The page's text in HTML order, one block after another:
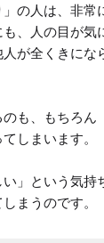
」の人は、非
、人の目が気
が全くきにな
のも、もちろ
しまいます。
い」という気
まうのです。